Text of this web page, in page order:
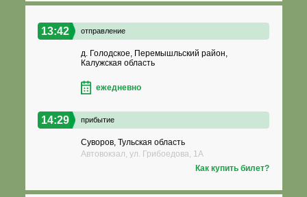
13:42 отправление
д. Голодское, Перемышльский район,
Калужская область
ежедневно
14:29 прибытие
Суворов, Тульская область
Автовокзал, ул. Грибоедова, 1А
Как купить билет?